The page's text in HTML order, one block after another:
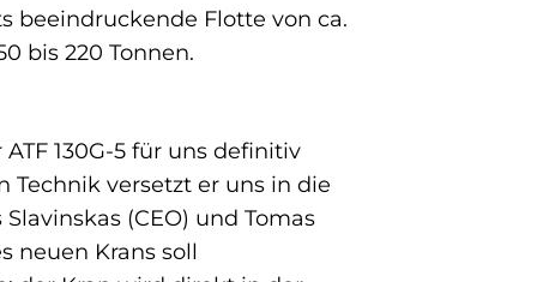
beeindruckende Flotte von ca.
bis 220 Tonnen.
130G-5 für uns definitiv
Technik versetzt er uns in die
(CEO) und Tomas
neuen Krans soll